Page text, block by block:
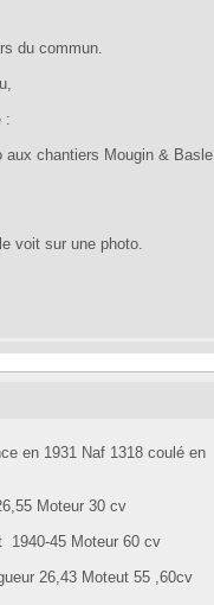
du commun.
:
aux chantiers Mougin & Basle
voit sur une photo.
en 1931 Naf 1318 coulé en
Moteur 30 cv
1940-45 Moteur 60 cv
26,43 Moteut 55 ,60cv